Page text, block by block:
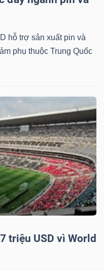
hỗ trợ sản xuất pin và
phụ thuộc Trung Quốc
triệu USD vì World